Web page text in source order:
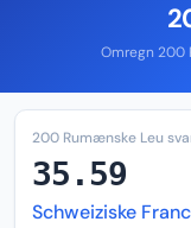
Omregn 200
200 Rumænske Leu
35.59
Schweiziske Franc